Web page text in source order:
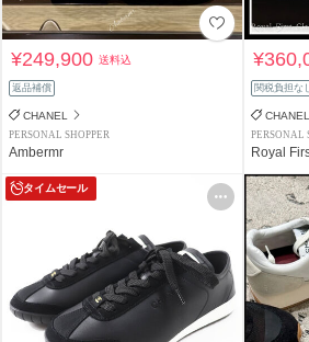
¥249,900送料込
返品補償
CHANEL
PERSONAL SHOPPER
Ambermr
関税負担なし
CHANEL
PERSONAL
Royal
タイムセール